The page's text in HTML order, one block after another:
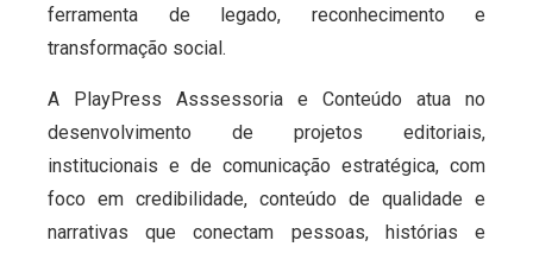
ferramenta de legado, reconhecimento e
transformação social.
A PlayPress Asssessoria e Conteúdo atua no
desenvolvimento de projetos editoriais,
institucionais e de comunicação estratégica, com
foco em credibilidade, conteúdo de qualidade e
narrativas que conectam pessoas, histórias e